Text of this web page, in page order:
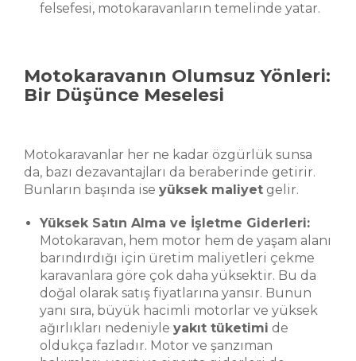
felsefesi, motokaravanların temelinde yatar.
Motokaravanın Olumsuz Yönleri:
Bir Düşünce Meselesi
Motokaravanlar her ne kadar özgürlük sunsa
da, bazı dezavantajları da beraberinde getirir.
Bunların başında ise yüksek maliyet gelir.
Yüksek Satın Alma ve İşletme Giderleri:
Motokaravan, hem motor hem de yaşam alanı
barındırdığı için üretim maliyetleri çekme
karavanlara göre çok daha yüksektir. Bu da
doğal olarak satış fiyatlarına yansır. Bunun
yanı sıra, büyük hacimli motorlar ve yüksek
ağırlıkları nedeniyle yakıt tüketimi de
oldukça fazladır. Motor ve şanzıman